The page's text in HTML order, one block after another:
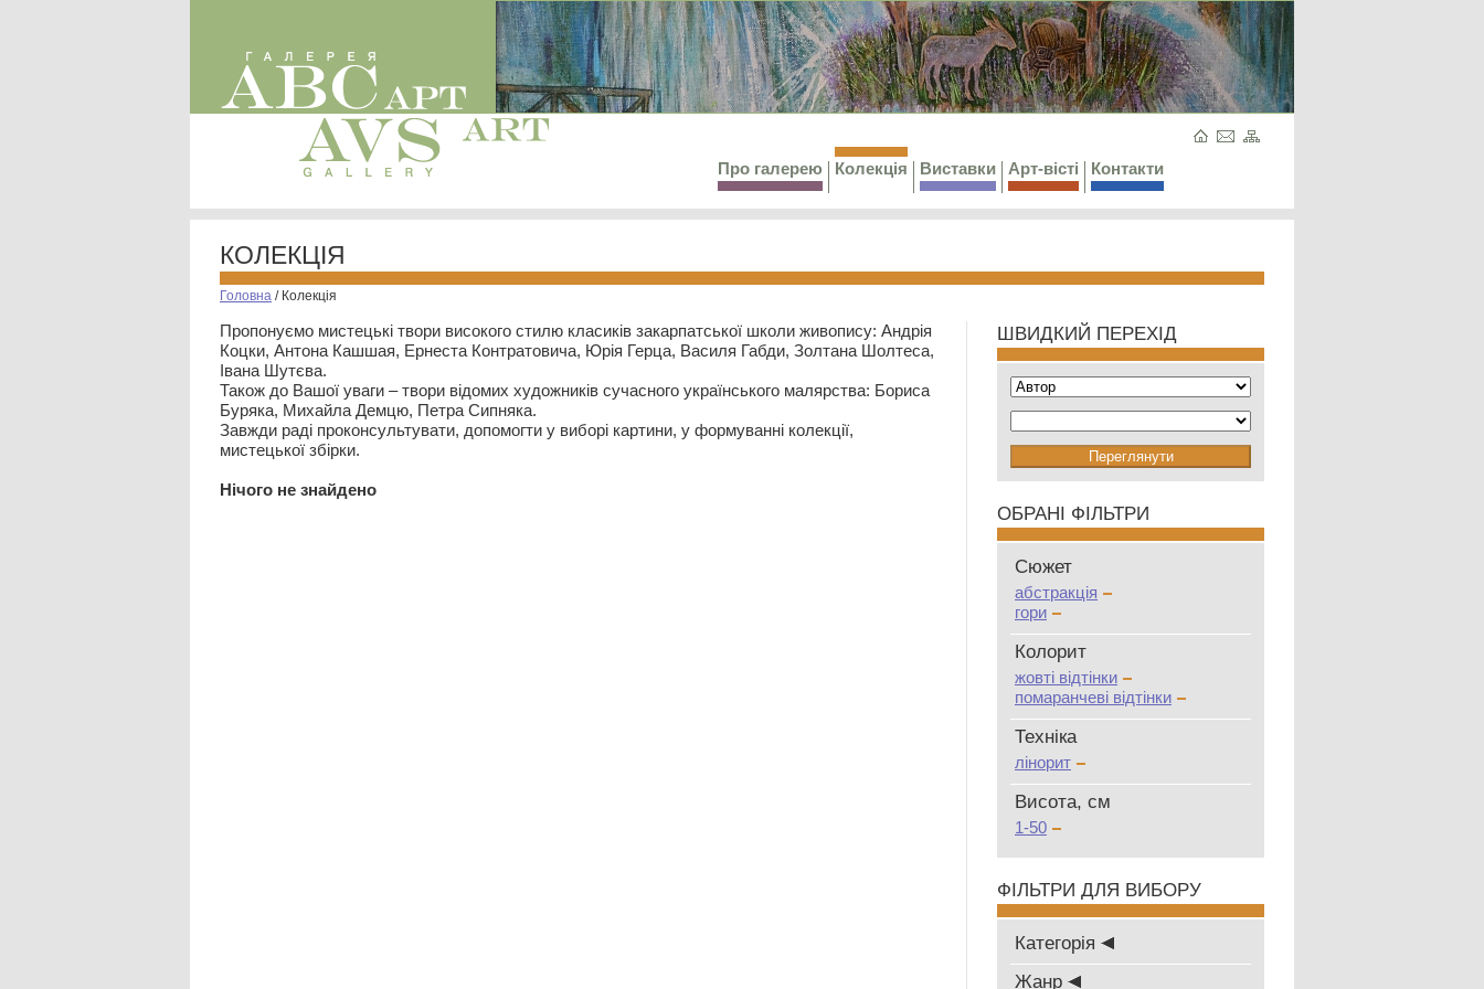
Про галерею Колекція Виставки Арт-вісті Контакти
КОЛЕКЦІЯ
Головна / Колекція
Пропонуємо мистецькі твори високого стилю класиків закарпатської школи живопису: Андрія
Коцки, Антона Кашшая, Ернеста Контратовича, Юрія Герца, Василя Габди, Золтана Шолтеса,
Івана Шутєва.
Також до Вашої уваги – твори відомих художників сучасного українського малярства: Бориса
Буряка, Михайла Демцю, Петра Сипняка.
Завжди раді проконсультувати, допомогти у виборі картини, у формуванні колекції,
мистецької збірки.
Нiчого не знайдено
ШВИДКИЙ ПЕРЕХІД
ОБРАНІ ФІЛЬТРИ
Сюжет
абстракція
гори
Колорит
жовті відтінки
помаранчеві відтінки
Техніка
лінорит
Висота, см
1-50
ФІЛЬТРИ ДЛЯ ВИБОРУ
Категорія
Жанр